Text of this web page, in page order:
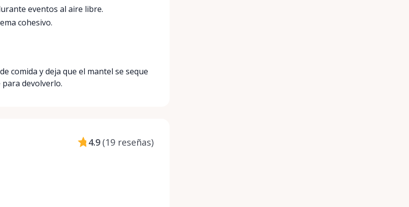
eventos al aire libre.
cohesivo.
comida y deja que el mantel se seque
devolverlo.
4.9 (19 reseñas)